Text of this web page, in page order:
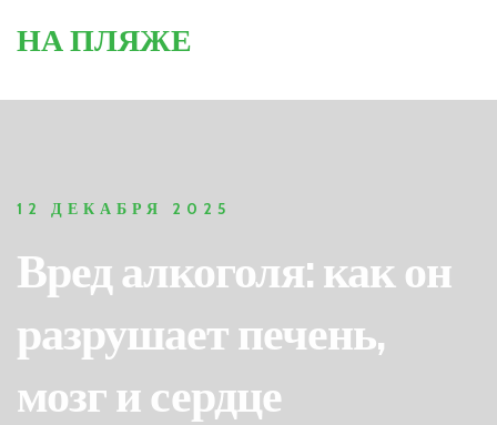
НА ПЛЯЖЕ
12 ДЕКАБРЯ 2025
Вред алкоголя: как он
разрушает печень,
мозг и сердце